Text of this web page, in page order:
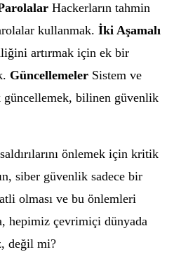
Hackerların tahmin
kullanmak. İki Aşamalı
artırmak için ek bir
Güncellemeler Sistem ve
güncellemek, bilinen güvenlik
önlemek için kritik
siber güvenlik sadece bir
olması ve bu önlemleri
hepimiz çevrimiçi dünyada
değil mi?